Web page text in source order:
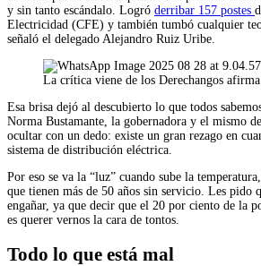
y sin tanto escándalo. Logró derribar 157 postes
Electricidad (CFE) y también tumbó cualquier
señaló el delegado Alejandro Ruiz Uribe.
La crítica viene de los Derechangos
Esa brisa dejó al descubierto lo que todos
Norma Bustamante, la gobernadora y el mismo
ocultar con un dedo: existe un gran rezago en
sistema de distribución eléctrica.
Por eso se va la “luz” cuando sube la
que tienen más de 50 años sin servicio. Les pido
engañar, ya que decir que el 20 por ciento de la
es querer vernos la cara de tontos.
Todo lo que está mal